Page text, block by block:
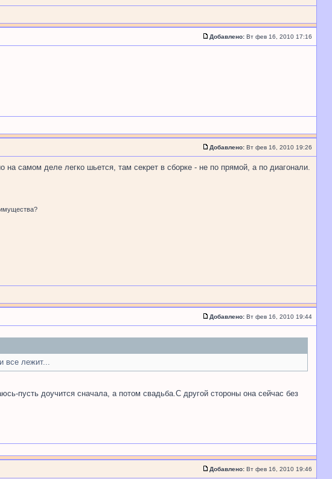
Добавлено: Вт фев 16, 2010 17:16
Добавлено: Вт фев 16, 2010 19:26
самом деле легко шьется, там секрет в сборке - не по прямой, а по диагонали.
Добавлено: Вт фев 16, 2010 19:44
все лежит...
пусть доучится сначала, а потом свадьба.С другой стороны она сейчас без
Добавлено: Вт фев 16, 2010 19:46